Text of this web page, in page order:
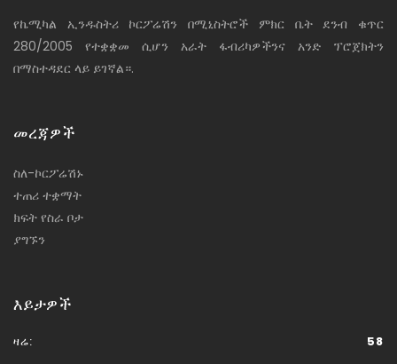
የኬሚካል ኢንዱስትሪ ኮርፖሬሽን በሚኒስትሮች ምክር ቤት ደንብ ቁጥር
280/2005 የተቋቋመ ሲሆን አራት ፋብሪካዎችንና አንድ ፕሮጀክትን
በማስተዳደር ላይ ይገኛል።.
መረጃዎች
ስለ-ኮርፖሬሽኑ
ተጠሪ ተቋማት
ክፍት የስራ ቦታ
ያግኙን
እይታዎች
ዛሬ:
58